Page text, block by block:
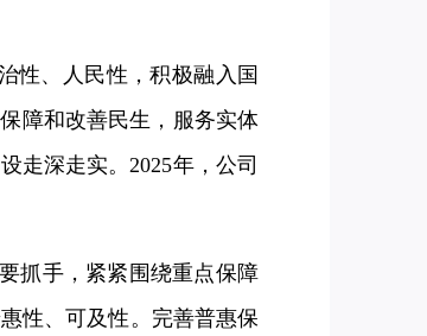
性、人民性，积极融入国
障和改善民生，服务实体
走深走实。2025年，公司
抓手，紧紧围绕重点保障
性、可及性。完善普惠保